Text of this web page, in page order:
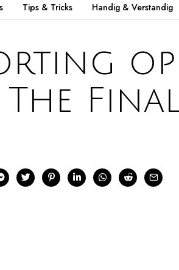
Tips & Tricks Handig & Verstandig